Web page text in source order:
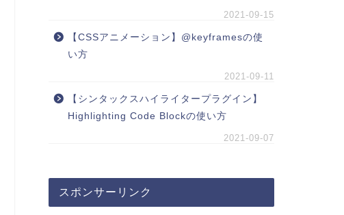
2021-09-15
【CSSアニメーション】@keyframesの使
い方
2021-09-11
【シンタックスハイライタープラグイン】
Highlighting Code Blockの使い方
2021-09-07
スポンサーリンク